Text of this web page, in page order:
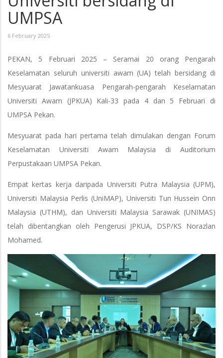
UMPSA
6 February 2025
PEKAN, 5 Februari 2025 – Seramai 20 orang Pengarah
Keselamatan seluruh universiti awam (UA) telah bersidang di
Mesyuarat Jawatankuasa Pengarah-pengarah Keselamatan
Universiti Awam (JPKUA) Kali-33 pada 4 dan 5 Februari di
UMPSA Pekan.
Mesyuarat pada hari pertama telah dimulakan dengan Forum
Keselamatan Universiti Awam Malaysia di Auditorium
Perpustakaan UMPSA Pekan.
Empat kertas kerja daripada Universiti Putra Malaysia (UPM),
Universiti Malaysia Perlis (UniMAP), Universiti Tun Hussein Onn
Malaysia (UTHM), dan Universiti Malaysia Sarawak (UNIMAS)
telah dibentangkan oleh Pengerusi JPKUA, DSP/KS Norazlan
Mohamed.